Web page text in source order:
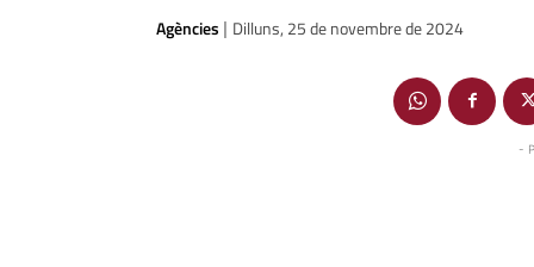
Agències | Dilluns, 25 de novembre de 2024
-